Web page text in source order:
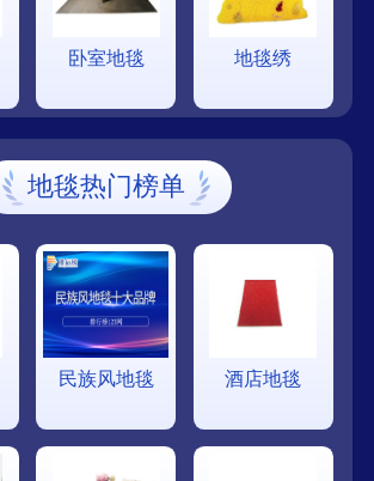
卧室地毯 地毯绣
地毯热门榜单
民族风地毯 酒店地毯